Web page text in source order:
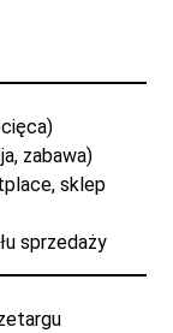
zabawa)
sklep
sprzedaży